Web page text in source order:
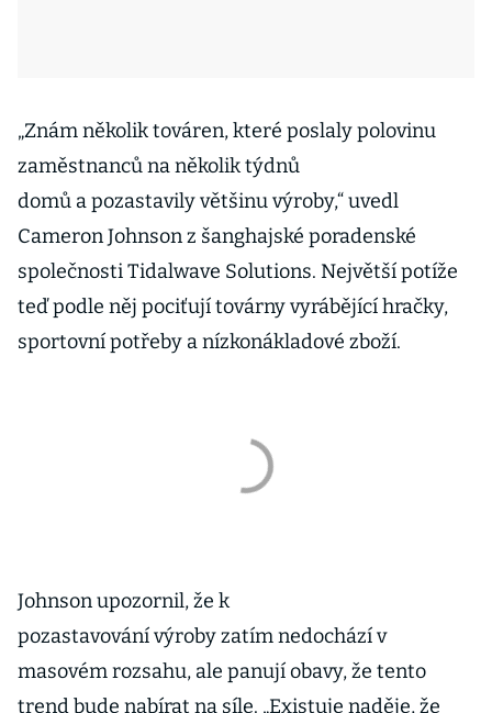
„Znám několik továren, které poslaly polovinu
zaměstnanců na několik týdnů
domů a pozastavily většinu výroby,“ uvedl
Cameron Johnson z šanghajské poradenské
společnosti Tidalwave Solutions. Největší potíže
teď podle něj pociťují továrny vyrábějící hračky,
sportovní potřeby a nízkonákladové zboží.
Johnson upozornil, že k
pozastavování výroby zatím nedochází v
masovém rozsahu, ale panují obavy, že tento
trend bude nabírat na síle. „Existuje naděje, že